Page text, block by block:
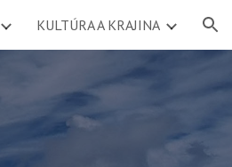
KULTÚRA A KRAJINA